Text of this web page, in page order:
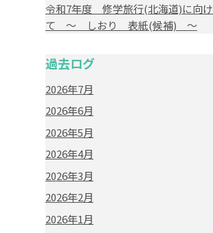
令和7年度 修学旅行(北海道)に向け
て ～ しおり 表紙(候補) ～
過去ログ
2026年7月
2026年6月
2026年5月
2026年4月
2026年3月
2026年2月
2026年1月